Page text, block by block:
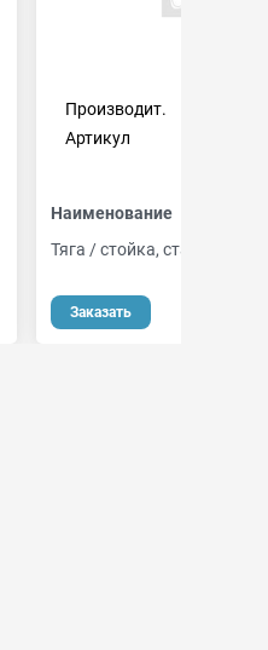
Производит.
Артикул
Наименование
Тяга / стойка,
Заказать